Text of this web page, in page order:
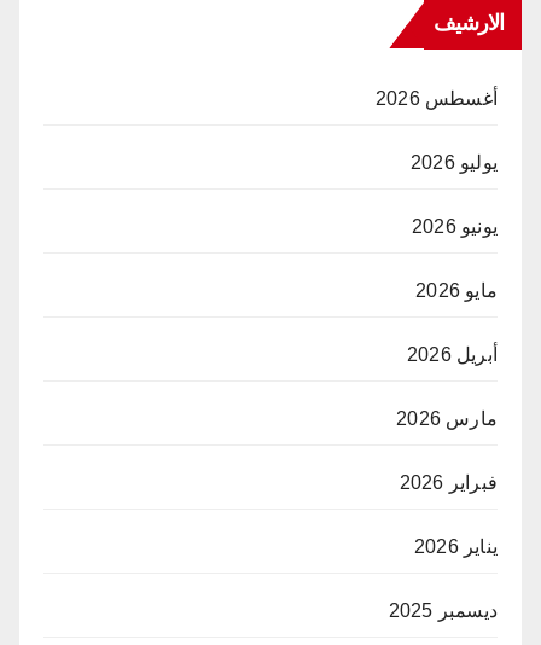
الارشيف
أغسطس 2026
يوليو 2026
يونيو 2026
مايو 2026
أبريل 2026
مارس 2026
فبراير 2026
يناير 2026
ديسمبر 2025